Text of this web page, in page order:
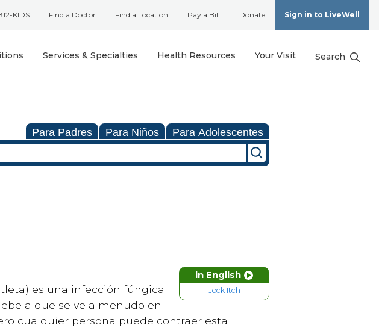
KIDS Find a Doctor Find a Location Pay a Bill Donate Sign in to LiveWell
Services & Specialties Health Resources Your Visit Search
Para Padres Para Niños Para Adolescentes
in English
Jock Itch
es una infección fúngica
a que se ve a menudo en
cualquier persona puede contraer esta